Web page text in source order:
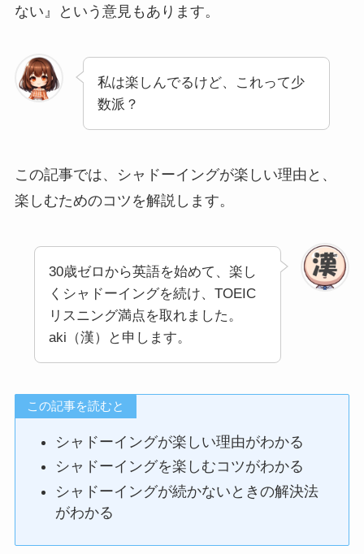
ない』という意見もあります。
私は楽しんでるけど、これって少
数派？
この記事では、シャドーイングが楽しい理由と、
楽しむためのコツを解説します。
30歳ゼロから英語を始めて、楽し
くシャドーイングを続け、TOEIC
リスニング満点を取れました。
aki（漢）と申します。
この記事を読むと
シャドーイングが楽しい理由がわかる
シャドーイングを楽しむコツがわかる
シャドーイングが続かないときの解決法
がわかる